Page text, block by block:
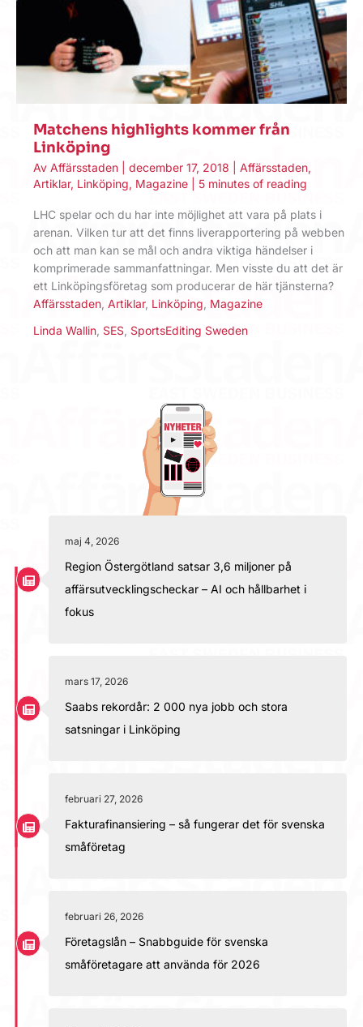
Matchens highlights kommer från
Linköping
Av Affärsstaden december 17, 2018 Affärsstaden,
Artiklar, Linköping, Magazine 5 minutes of reading
LHC spelar och du har inte möjlighet att vara på plats i
arenan. Vilken tur att det finns liverapportering på webben
och att man kan se mål och andra viktiga händelser i
komprimerade sammanfattningar. Men visste du att det är
ett Linköpingsföretag som producerar de här tjänsterna?
Affärsstaden Artiklar, Linköping Magazine
Linda Wallin SES SportsEditing Sweden
maj 4, 2026
Region Östergötland satsar 3,6 miljoner på
affärsutvecklingscheckar – AI och hållbarhet i
fokus
mars 17, 2026
Saabs rekordår: 2 000 nya jobb och stora
satsningar i Linköping
februari 27, 2026
Fakturafinansiering – så fungerar det för svenska
småföretag
februari 26, 2026
Företagslån – Snabbguide för svenska
småföretagare att använda för 2026